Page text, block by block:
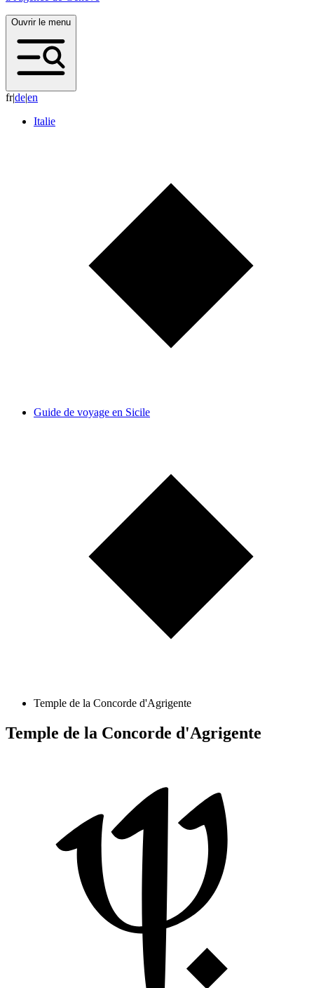
Ouvrir le menu
fr|de|en
Italie
Guide de voyage en Sicile
Temple de la Concorde d'Agrigente
Temple de la Concorde d'Agrigente